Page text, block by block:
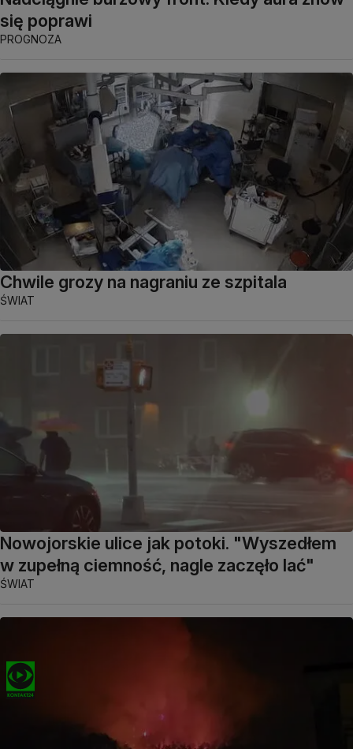
się poprawi
PROGNOZA
Chwile grozy na nagraniu ze szpitala
ŚWIAT
Nowojorskie ulice jak potoki. "Wyszedłem
w zupełną ciemność, nagle zaczęło lać"
ŚWIAT